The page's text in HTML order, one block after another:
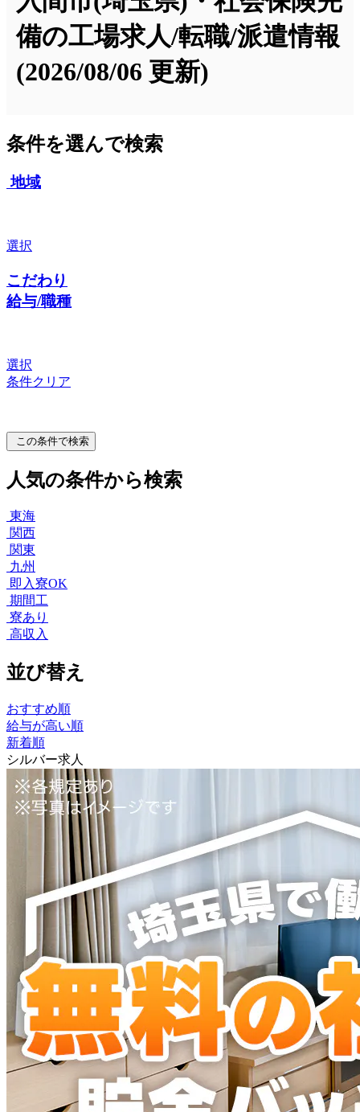
備の工場求人/転職/派遣情報
(2026/08/06 更新)
条件を選んで検索
地域
選択
こだわり
給与/職種
選択
条件クリア
この条件で検索
人気の条件から検索
東海
関西
関東
九州
即入寮OK
期間工
寮あり
高収入
並び替え
おすすめ順
給与が高い順
新着順
シルバー求人